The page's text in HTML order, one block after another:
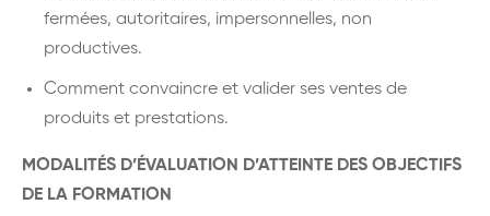
fermées, autoritaires, impersonnelles, non
productives.
Comment convaincre et valider ses ventes de
produits et prestations.
MODALITÉS D’ÉVALUATION D’ATTEINTE DES OBJECTIFS
DE LA FORMATION